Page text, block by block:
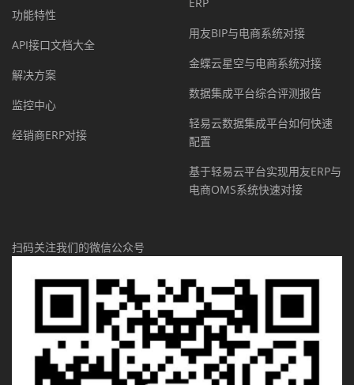
功能特性
API接口文档大全
解决方案
监控中心
经销商ERP对接
用友BIP与电商系统对接
金蝶云星空与电商系统对接
数据集成平台综合评测报告
轻易云数据集成平台如何快速
配置
基于轻易云平台实现用友ERP与
电商OMS系统快速对接
扫码关注我们的微信公众号